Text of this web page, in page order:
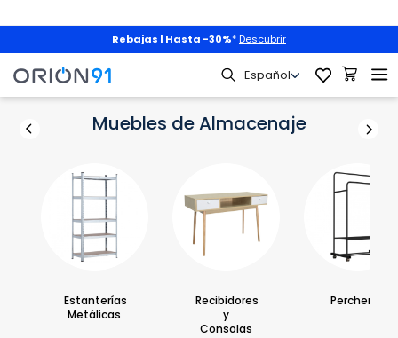
Mascotas|3x2 + envío gratisconPET3X2
Mobiliario Muebles de Almacenaje
Muebles de Almacenaje
Estanterías
Metálicas
Recibidores
y
Consolas
Percheros